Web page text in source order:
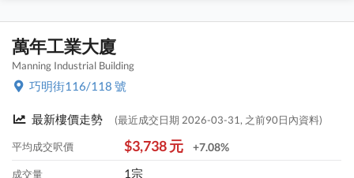
萬年工業大廈
Manning Industrial Building
巧明街116/118 號
最新樓價走勢 (最近成交日期 2026-03-31, 之前90日內資料)
平均成交呎價 $3,738 元 +7.08%
成交量 1宗